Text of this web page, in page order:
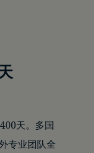
天。多国
专业团队全